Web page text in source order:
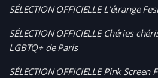
SÉLECTION OFFICIELLE L’étrange
SÉLECTION OFFICIELLE Chéries
LGBTQ+ de Paris
SÉLECTION OFFICIELLE Pink